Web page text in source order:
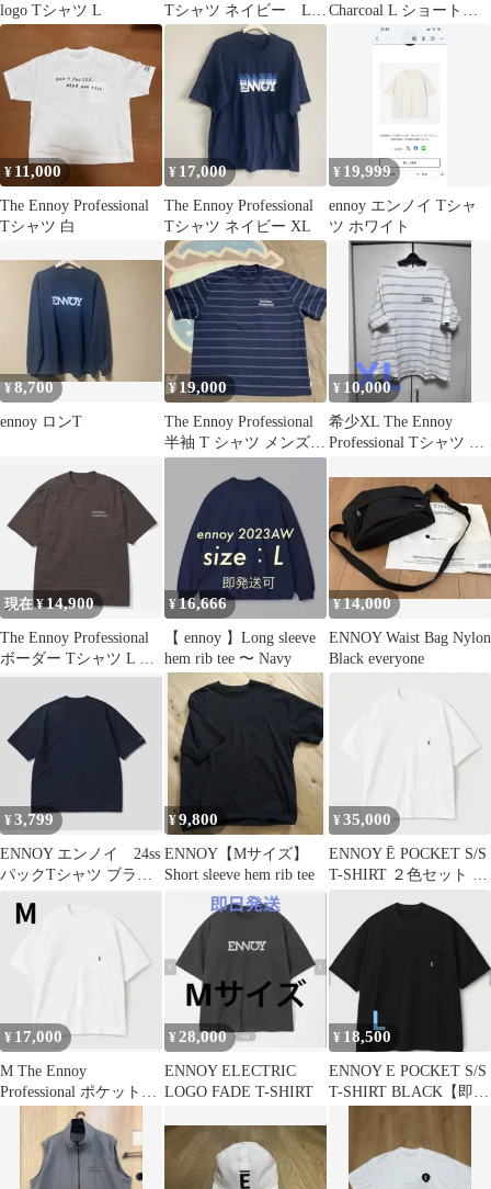
logo Tシャツ L
Tシャツ ネイビー Lサ
イズ
Charcoal L ショートパ
¥ 11,000
The Ennoy Professional
Tシャツ 白
¥ 17,000
The Ennoy Professional
Tシャツ ネイビー XL
¥ 19,999
ennoy エンノイ Tシャ
ツ ホワイト
¥8,700
ennoy ロンT
¥ 19,000
The Ennoy Professional
半袖 T シャツ メンズ
M
¥ 10,000
希少XL The Ennoy
Professional Tシャツ XL
現在 ¥14,900
The Ennoy Professional
ボーダー Tシャツ L ブ
ラウン
¥16,666
【 ennoy 】Long sleeve
hem rib tee 〜 Navy
¥14,000
ENNOY Waist Bag Nylon
Black everyone
¥3,799
ENNOY エンノイ 24ss
パックTシャツ ブラッ
ク ラバー 袖ロゴ
¥9,800
ENNOY【Mサイズ】
Short sleeve hem rib tee
¥35,000
ENNOY Ē POCKET S/S
T-SHIRT ２色セット L
¥ 17,000
M The Ennoy
Professional ポケットT
シャツ White
¥28,000
ENNOY ELECTRIC
LOGO FADE T-SHIRT
¥ 18,500
ENNOY E POCKET S/S
T-SHIRT BLACK【即日